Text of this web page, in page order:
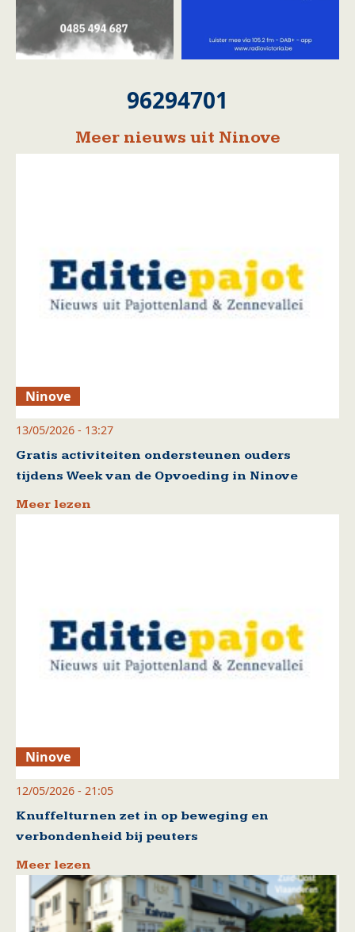
96294701
Meer nieuws uit Ninove
Ninove
13/05/2026 - 13:27
Gratis activiteiten ondersteunen ouders
tijdens Week van de Opvoeding in Ninove
Meer lezen
Ninove
12/05/2026 - 21:05
Knuffelturnen zet in op beweging en
verbondenheid bij peuters
Meer lezen